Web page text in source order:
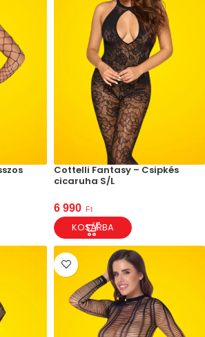
Cottelli Fantasy – Csipkés
cicaruha S/L
6 990 Ft
KOSÁRBA